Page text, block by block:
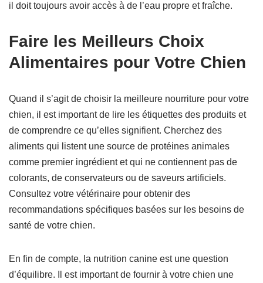
il doit toujours avoir accès à de l’eau propre et fraîche.
Faire les Meilleurs Choix
Alimentaires pour Votre Chien
Quand il s’agit de choisir la meilleure nourriture pour votre
chien, il est important de lire les étiquettes des produits et
de comprendre ce qu’elles signifient. Cherchez des
aliments qui listent une source de protéines animales
comme premier ingrédient et qui ne contiennent pas de
colorants, de conservateurs ou de saveurs artificiels.
Consultez votre vétérinaire pour obtenir des
recommandations spécifiques basées sur les besoins de
santé de votre chien.
En fin de compte, la nutrition canine est une question
d’équilibre. Il est important de fournir à votre chien une